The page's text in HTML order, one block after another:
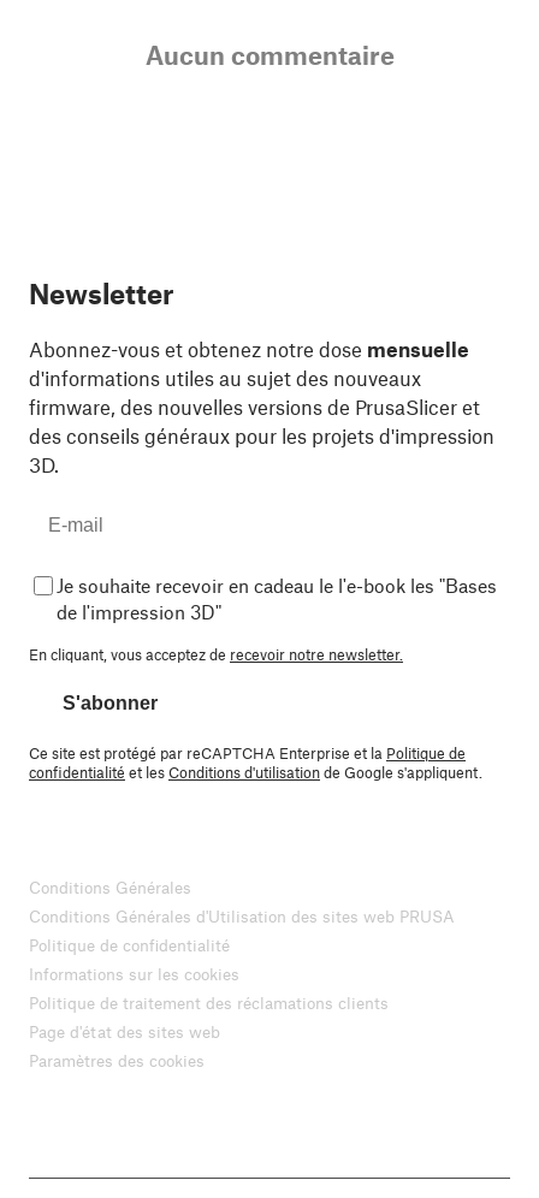
Aucun commentaire
Newsletter
Abonnez-vous et obtenez notre dose mensuelle
d'informations utiles au sujet des nouveaux
firmware, des nouvelles versions de PrusaSlicer et
des conseils généraux pour les projets d'impression
3D.
Je souhaite recevoir en cadeau le l'e-book les "Bases
de l'impression 3D"
En cliquant, vous acceptez de recevoir notre newsletter.
S'abonner
Ce site est protégé par reCAPTCHA Enterprise et la Politique de
confidentialité et lesConditions d'utilisationde Google s'appliquent.
Conditions Générales
Conditions Générales d'Utilisation des sites web PRUSA
Politique de confidentialité
Informations sur les cookies
Politique de traitement des réclamations clients
Page d'état des sites web
Paramètres des cookies